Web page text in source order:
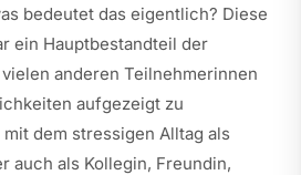
bedeutet das eigentlich? Diese
ein Hauptbestandteil der
anderen Teilnehmerinnen
aufgezeigt zu
dem stressigen Alltag als
auch als Kollegin, Freundin,